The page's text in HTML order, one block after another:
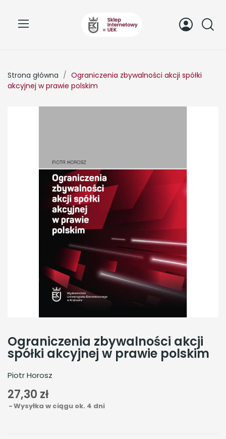
Strona główna
Ograniczenia zbywalności akcji spółki
akcyjnej w prawie polskim
Ograniczenia zbywalności akcji
spółki akcyjnej w prawie polskim
Piotr Horosz
27,30 zł
Wysyłka w ciągu ok. 4 dni